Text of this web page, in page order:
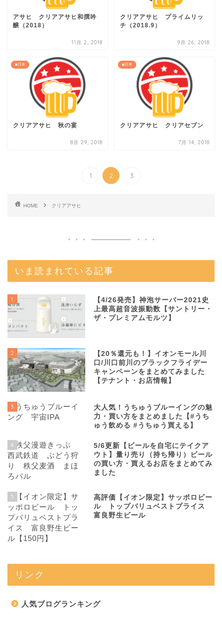
アサヒ クリアアサヒ和撰吟
醸（2018）
11月 2, 2018
クリアアサヒ プライムリッ
チ（2018.9）
9月 26, 2018
■日本
クリアアサヒ 秋の宴
8月 29, 2018
■日本
クリアアサヒ クリアセブン
7月 14, 2018
1 2 3
HOME クリアアサヒ
いま読まれている記事
1
【4/26発売】神泡サーバー2021史
上最高超音波振動数【サントリー・
ザ・プレミアムモルツ】
2
【20％還元も！】イオンモール川
口/川口前川のブラックフライデー
キャンペーンをまとめてみました
【テナント・お店情報】
3
大人気！うちゅうブルーイングの魅
力・買い方をまとめました【#うち
ゅう飲める #うちゅう買える】
4
5/6更新【ビールを自宅にテイクア
ウト】量り売り（持ち帰り）ビール
の買い方・買えるお店をまとめてみ
ました
5
高評価【イオン限定】サッポロビー
ル トップバリュベストプライス
富良野生ビール
リンク
人気ブログランキング